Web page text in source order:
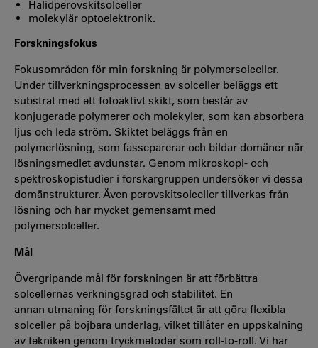
Halidperovskitsolceller
molekylär optoelektronik.
Forskningsfokus
Fokusområden för min forskning är polymersolceller.
Under tillverkningsprocessen av solceller beläggs ett
substrat med ett fotoaktivt skikt, som består av
konjugerade polymerer och molekyler, som kan absorbera
ljus och leda ström. Skiktet beläggs från en
polymerlösning, som fasseparerar och bildar domäner när
lösningsmedlet avdunstar. Genom mikroskopi- och
spektroskopistudier i forskargruppen undersöker vi dessa
domänstrukturer. Även perovskitsolceller tillverkas från
lösning och har mycket gemensamt med
polymersolceller.
Mål
Övergripande mål för forskningen är att förbättra
solcellernas verkningsgrad och stabilitet. En
annan utmaning för forskningsfältet är att göra flexibla
solceller på bojbara underlag, vilket tillåter en uppskalning
av tekniken genom tryckmetoder som roll-to-roll. Vi har